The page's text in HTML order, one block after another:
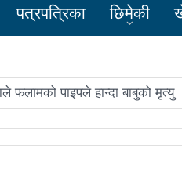
पत्रपत्रिका छिमेकी
फलामको पाइपले हान्दा बाबुको मृत्यु
अनावश्यक दु:ख दियो